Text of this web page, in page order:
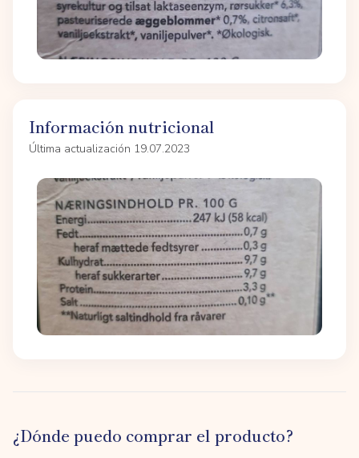
Información nutricional
Última actualización 19.07.2023
¿Dónde puedo comprar el producto?